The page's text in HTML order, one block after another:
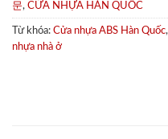
문, CỬA NHỰA HÀN QUỐC
Từ khóa: Cửa nhựa ABS Hàn Quốc,
nhựa nhà ở